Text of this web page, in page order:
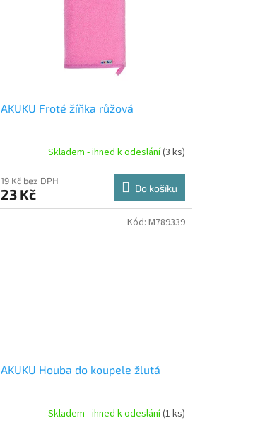
AKUKU Froté žíňka růžová
Skladem - ihned k odeslání(3 ks)
19 Kč bez DPH
23 Kč Do košíku
AKUKU Houba do koupele žlutá
Skladem - ihned k odeslání(1 ks)
Kód: M789339